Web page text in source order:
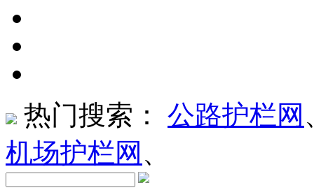
热门搜索： 公路护栏网
机场护栏网 、